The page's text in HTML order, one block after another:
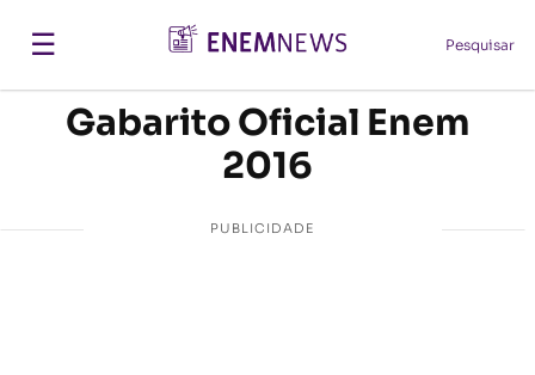
☰ Pesquisar
Gabarito Oficial Enem
2016